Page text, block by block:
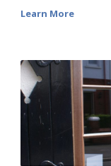
Learn More